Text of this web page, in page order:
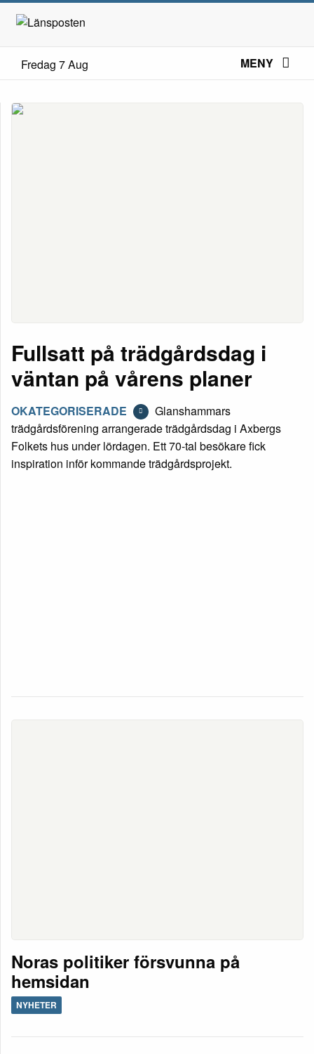
Fredag 7 Aug MENY
Fullsatt på trädgårdsdag i
väntan på vårens planer
OKATEGORISERADE
Glanshammars
trädgårdsförening arrangerade trädgårdsdag i Axbergs
Folkets hus under lördagen. Ett 70-tal besökare fick
inspiration inför kommande trädgårdsprojekt.
Noras politiker försvunna på
hemsidan
NYHETER